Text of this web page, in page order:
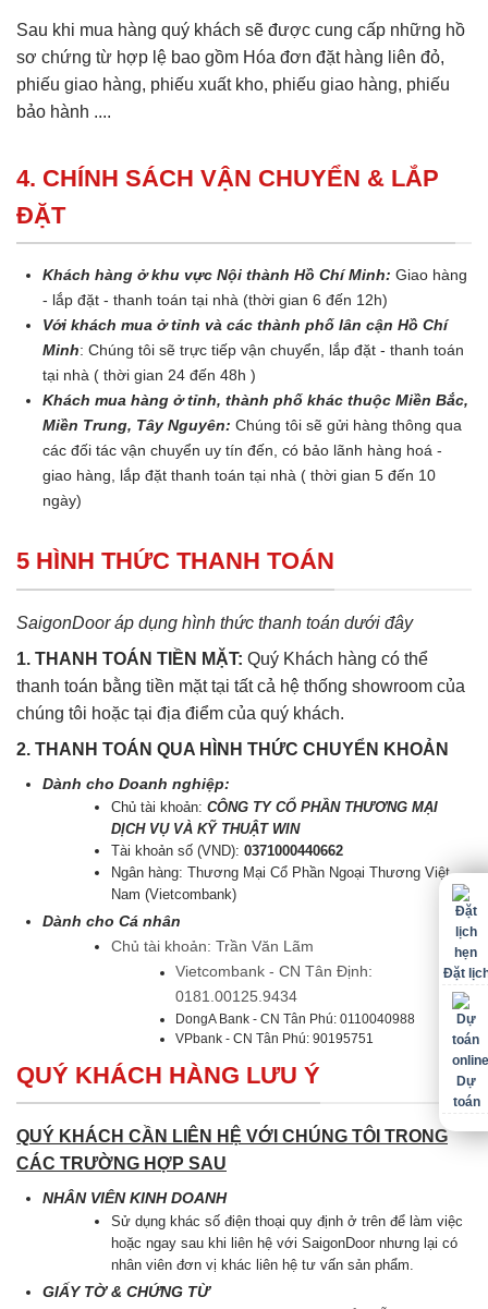
Sau khi mua hàng quý khách sẽ được cung cấp những hồ
sơ chứng từ hợp lệ bao gồm Hóa đơn đặt hàng liên đỏ,
phiếu giao hàng, phiếu xuất kho, phiếu giao hàng, phiếu
bảo hành ....
4. CHÍNH SÁCH VẬN CHUYỂN & LẮP
ĐẶT
Khách hàng ở khu vực Nội thành Hồ Chí Minh: Giao hàng
- lắp đặt - thanh toán tại nhà (thời gian 6 đến 12h)
Với khách mua ở tỉnh và các thành phố lân cận Hồ Chí
Minh: Chúng tôi sẽ trực tiếp vận chuyển, lắp đặt - thanh toán
tại nhà ( thời gian 24 đến 48h )
Khách mua hàng ở tỉnh, thành phố khác thuộc Miền Bắc,
Miền Trung, Tây Nguyên: Chúng tôi sẽ gửi hàng thông qua
các đối tác vận chuyển uy tín đến, có bảo lãnh hàng hoá -
giao hàng, lắp đặt thanh toán tại nhà ( thời gian 5 đến 10
ngày)
5 HÌNH THỨC THANH TOÁN
SaigonDoor áp dụng hình thức thanh toán dưới đây
1. THANH TOÁN TIỀN MẶT: Quý Khách hàng có thể
thanh toán bằng tiền mặt tại tất cả hệ thống showroom của
chúng tôi hoặc tại địa điểm của quý khách.
2. THANH TOÁN QUA HÌNH THỨC CHUYỂN KHOẢN
Dành cho Doanh nghiệp:
Chủ tài khoản:CÔNG TY CỔ PHẦN THƯƠNG MẠI
DỊCH VỤ VÀ KỸ THUẬT WIN
Tài khoản số (VND):0371000440662
Ngân hàng: Thương Mại Cổ Phần Ngoại Thương Việt
Nam (Vietcombank)
Dành cho Cá nhân
Chủ tài khoản: Trần Văn Lãm
Vietcombank - CN Tân Định:
0181.00125.9434
DongA Bank - CN Tân Phú: 0110040988
VPbank - CN Tân Phú: 90195751
QUÝ KHÁCH HÀNG LƯU Ý
QUÝ KHÁCH CẦN LIÊN HỆ VỚI CHÚNG TÔI TRONG
CÁC TRƯỜNG HỢP SAU
NHÂN VIÊN KINH DOANH
Sử dụng khác số điện thoại quy định ở trên để làm việc
hoặc ngay sau khi liên hệ với SaigonDoor nhưng lại có
nhân viên đơn vị khác liên hệ tư vấn sản phẩm.
GIẤY TỜ & CHỨNG TỪ
Đặt
Dự
toán